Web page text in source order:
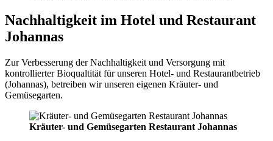
Nachhaltigkeit im Hotel und Restaurant
Johannas
Zur Verbesserung der Nachhaltigkeit und Versorgung mit
kontrollierter Bioqualtität für unseren Hotel- und Restaurantbetrieb
(Johannas), betreiben wir unseren eigenen Kräuter- und
Gemüsegarten.
Kräuter- und Gemüsegarten Restaurant Johannas